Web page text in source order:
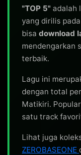
"TOP 5" adalah
yang dirilis
bisa download
mendengarkan
terbaik.
Lagu ini
dengan total
Matikiri.
satu track
Lihat juga
ZEROBASEONE